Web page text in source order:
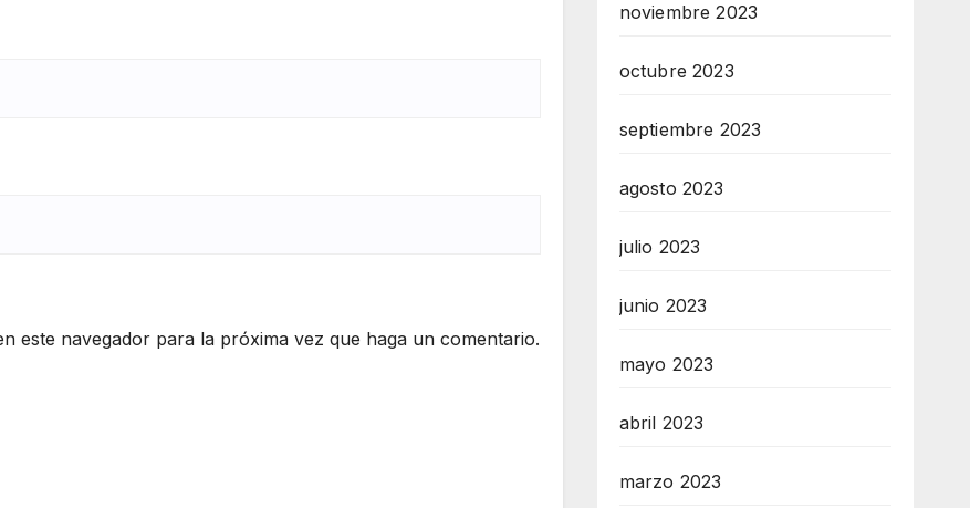
este navegador para la próxima vez que haga un comentario.
noviembre 2023
octubre 2023
septiembre 2023
agosto 2023
julio 2023
junio 2023
mayo 2023
abril 2023
marzo 2023